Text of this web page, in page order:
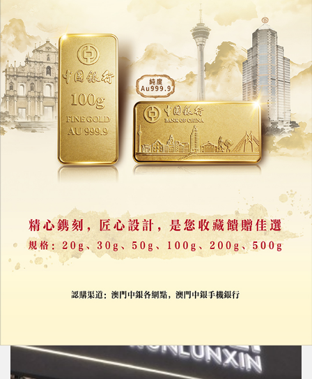
DeepSeek傳自研AI推理晶片
降低對英偉達 華為依賴
09/07/2026 16890